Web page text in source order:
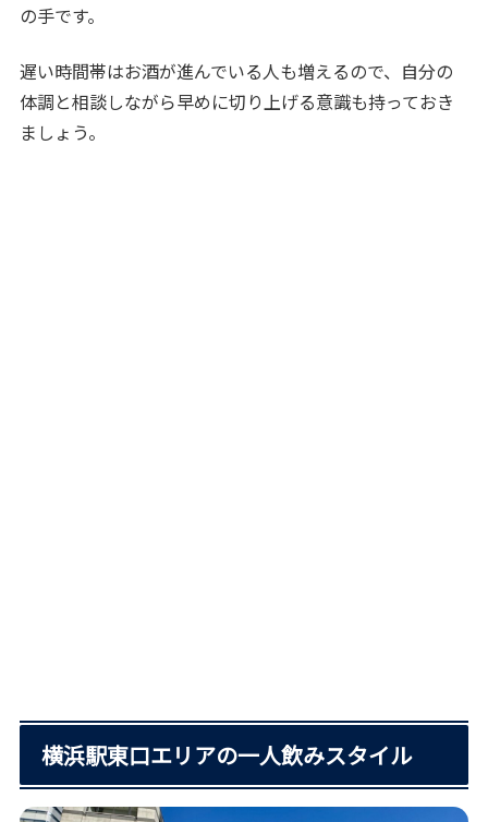
の手です。
遅い時間帯はお酒が進んでいる人も増えるので、自分の
体調と相談しながら早めに切り上げる意識も持っておき
ましょう。
横浜駅東口エリアの一人飲みスタイル